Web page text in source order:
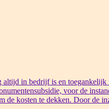
in bedrijf is en
voor de
de kosten te dekken. Door de